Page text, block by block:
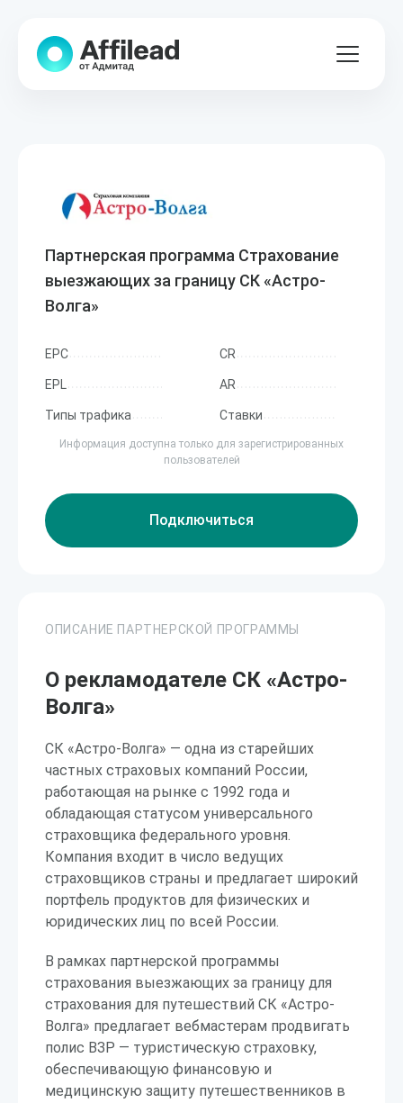
Партнерская программа Страхование
выезжающих за границу СК «Астро-
Волга»
EPC CR
EPL AR
Типы трафика Ставки
Информация доступна только для зарегистрированных
пользователей
Подключиться
ОПИСАНИЕ ПАРТНЕРСКОЙ ПРОГРАММЫ
О рекламодателе СК «Астро-
Волга»
СК «Астро-Волга» — одна из старейших
частных страховых компаний России,
работающая на рынке с 1992 года и
обладающая статусом универсального
страховщика федерального уровня.
Компания входит в число ведущих
страховщиков страны и предлагает широкий
портфель продуктов для физических и
юридических лиц по всей России.
В рамках партнерской программы
страхования выезжающих за границу для
страхования для путешествий СК «Астро-
Волга» предлагает вебмастерам продвигать
полис ВЗР — туристическую страховку,
обеспечивающую финансовую и
медицинскую защиту путешественников в